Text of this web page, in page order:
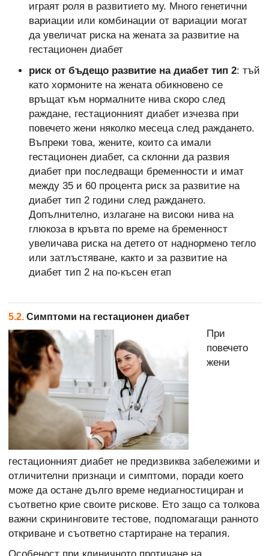
играят роля в развитието му. Много генетични
вариации или комбинации от вариации могат
да увеличат риска на жената за развитие на
гестационен диабет
риск от бъдещо развитие на диабет тип 2: тъй
като хормоните на жената обикновено се
връщат към нормалните нива скоро след
раждане, гестационният диабет изчезва при
повечето жени няколко месеца след раждането.
Въпреки това, жените, които са имали
гестационен диабет, са склонни да развия
диабет при последващи бременности и имат
между 35 и 60 процента риск за развитие на
диабет тип 2 години след раждането.
Допълнително, излагане на високи нива на
глюкоза в кръвта по време на бременност
увеличава риска на детето от наднормено тегло
или затлъстяване, както и за развитие на
диабет тип 2 на по-късен етап
5.2. Симптоми на гестационен диабет
При
повечето
жени
гестационният диабет не предизвиква забележими и
отличителни признаци и симптоми, поради което
може да остане дълго време недиагностициран и
съответно крие своите рискове. Ето защо са толкова
важни скрининговите тестове, подпомагащи ранното
откриване и съответно стартиране на терапия.